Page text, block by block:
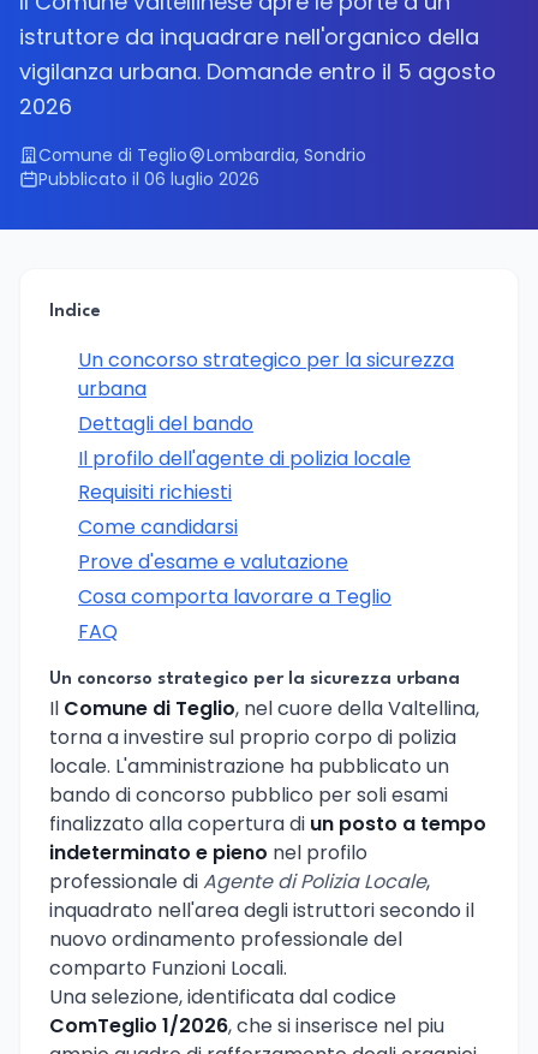
istruttore da inquadrare nell'organico della
vigilanza urbana. Domande entro il 5 agosto
2026
Comune di Teglio
Lombardia, Sondrio
Pubblicato il 06 luglio 2026
Indice
Un concorso strategico per la sicurezza
urbana
Dettagli del bando
Il profilo dell'agente di polizia locale
Requisiti richiesti
Come candidarsi
Prove d'esame e valutazione
Cosa comporta lavorare a Teglio
FAQ
Un concorso strategico per la sicurezza urbana
Il Comune di Teglio, nel cuore della Valtellina,
torna a investire sul proprio corpo di polizia
locale. L'amministrazione ha pubblicato un
bando di concorso pubblico per soli esami
finalizzato alla copertura di un posto a tempo
indeterminato e pieno nel profilo
professionale diAgente di Polizia Locale,
inquadrato nell'area degli istruttori secondo il
nuovo ordinamento professionale del
comparto Funzioni Locali.
Una selezione, identificata dal codice
ComTeglio 1/2026, che si inserisce nel piu